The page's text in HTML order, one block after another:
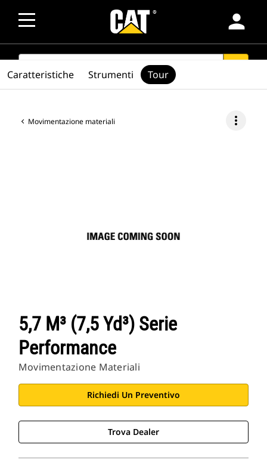
person
SEARCH
Movimentazione materiali more_vert
5,7 M³ (7,5 Yd³) Serie
Performance
Movimentazione Materiali
Richiedi Un Preventivo
Trova Dealer
Caratteristiche Strumenti Tour